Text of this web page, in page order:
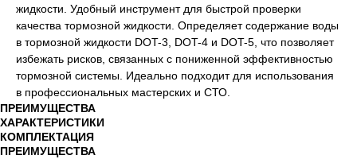
жидкости. Удобный инструмент для быстрой проверки
качества тормозной жидкости. Определяет содержание воды
в тормозной жидкости DOT-3, DOT-4 и DOT-5, что позволяет
избежать рисков, связанных с пониженной эффективностью
тормозной системы. Идеально подходит для использования
в профессиональных мастерских и СТО.
ПРЕИМУЩЕСТВА
ХАРАКТЕРИСТИКИ
КОМПЛЕКТАЦИЯ
ПРЕИМУЩЕСТВА